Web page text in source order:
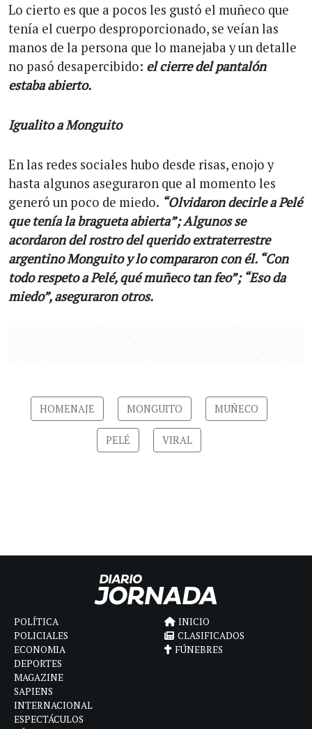
Lo cierto es que a pocos les gustó el muñeco que
tenía el cuerpo desproporcionado, se veían las
manos de la persona que lo manejaba y un detalle
no pasó desapercibido: el cierre del pantalón
estaba abierto.
Igualito a Monguito
En las redes sociales hubo desde risas, enojo y
hasta algunos aseguraron que al momento les
generó un poco de miedo. “Olvidaron decirle a Pelé
que tenía la bragueta abierta”; Algunos se
acordaron del rostro del querido extraterrestre
argentino Monguito y lo compararon con él. “Con
todo respeto a Pelé, qué muñeco tan feo”; “Eso da
miedo”, aseguraron otros.
HOMENAJE MONGUITO MUÑECO
PELÉ VIRAL
POLÍTICA
POLICIALES
ECONOMIA
DEPORTES
MAGAZINE
SAPIENS
INTERNACIONAL
ESPECTÁCULOS
INICIO
CLASIFICADOS
FÚNEBRES